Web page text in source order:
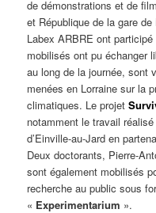
de démonstrations et de
et République de la gare
Labex ARBRE ont
mobilisés ont pu échanger
au long de la journée, sont
menées en Lorraine sur la
climatiques. Le projet
notamment le travail
d’Einville-au-Jard en
Deux doctorants, Pierre-
sont également mobilisés
recherche au public sous
« Experimentarium ».